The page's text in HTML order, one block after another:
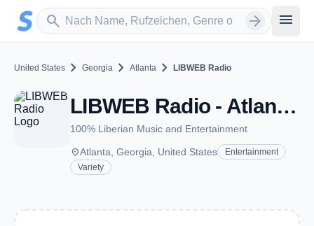
Zum Hauptinhalt springen
search
Sender suchen arrow_forward menu
United States chevron_right Georgia chevron_right Atlanta chevron_right LIBWEB Radio
LIBWEB Radio - Atlanta, GA
100% Liberian Music and Entertainment
placeAtlanta, Georgia, United States
Entertainment
Variety